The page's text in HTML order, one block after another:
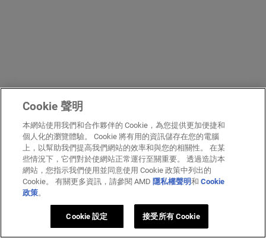
Cookie 聲明
本網站使用我們和合作夥伴的 Cookie，為您提供更加便捷和
個人化的瀏覽體驗。 Cookie 將有用的資訊儲存在您的電腦
上，以幫助我們提高我們網站的效率和與您的相關性。 在某
些情況下，它們對於使網站正常運行至關重要。 透過造訪本
網站，您指示我們使用並同意使用 Cookie 政策中列出的
Cookie。 有關更多資訊，請參閱 AMD 隱私權聲明和Cookie
政策。
Cookie 設定 接受所有 Cookie